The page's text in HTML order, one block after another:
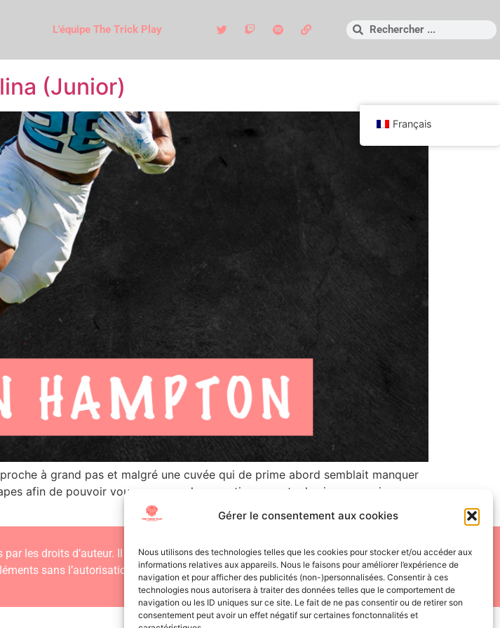
Gérer le consentement aux cookies
Nous utilisons des technologies telles que les cookies pour stocker et/ou accéder aux
informations relatives aux appareils. Nous le faisons pour améliorer l’expérience de
navigation et pour afficher des publicités (non-)personnalisées. Consentir à ces
technologies nous autorisera à traiter des données telles que le comportement de
navigation ou les ID uniques sur ce site. Le fait de ne pas consentir ou de retirer son
consentement peut avoir un effet négatif sur certaines fonctonnalités et
L'équipe The Trick Play
(Junior)
à grand pas et malgré une cuvée qui de prime abord semblait manquer
afin de pouvoir vous proposer les scouting reports des joueurs qui
les droits d’auteur. Il est interdit de reproduire, distribuer ou utiliser de quelque manière que
sans l’autorisation expresse de leurs propriétaires.
Français